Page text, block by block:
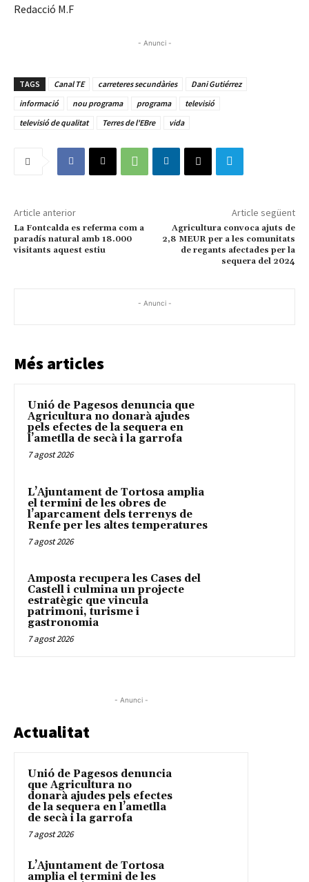
Redacció M.F
- Anunci -
TAGS Canal TE carreteres secundàries
Dani Gutiérrez
informació
nou programa programa
televisió
televisió de qualitat
Terres de l'EBre vida
Article anterior
La Fontcalda es referma com a
paradís natural amb 18.000
visitants aquest estiu
Article següent
Agricultura convoca ajuts de
2,8 MEUR per a les comunitats
de regants afectades per la
sequera del 2024
- Anunci -
Més articles
Unió de Pagesos denuncia que
Agricultura no donarà ajudes
pels efectes de la sequera en
l’ametlla de secà i la garrofa
7 agost 2026
L’Ajuntament de Tortosa amplia
el termini de les obres de
l’aparcament dels terrenys de
Renfe per les altes temperatures
7 agost 2026
Amposta recupera les Cases del
Castell i culmina un projecte
estratègic que vincula
patrimoni, turisme i
gastronomia
7 agost 2026
- Anunci -
Actualitat
Unió de Pagesos denuncia
que Agricultura no
donarà ajudes pels efectes
de la sequera en l’ametlla
de secà i la garrofa
7 agost 2026
L’Ajuntament de Tortosa
amplia el termini de les